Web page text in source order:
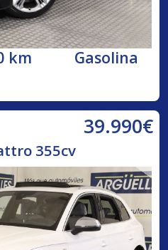
km Gasolina
39.990€
355cv